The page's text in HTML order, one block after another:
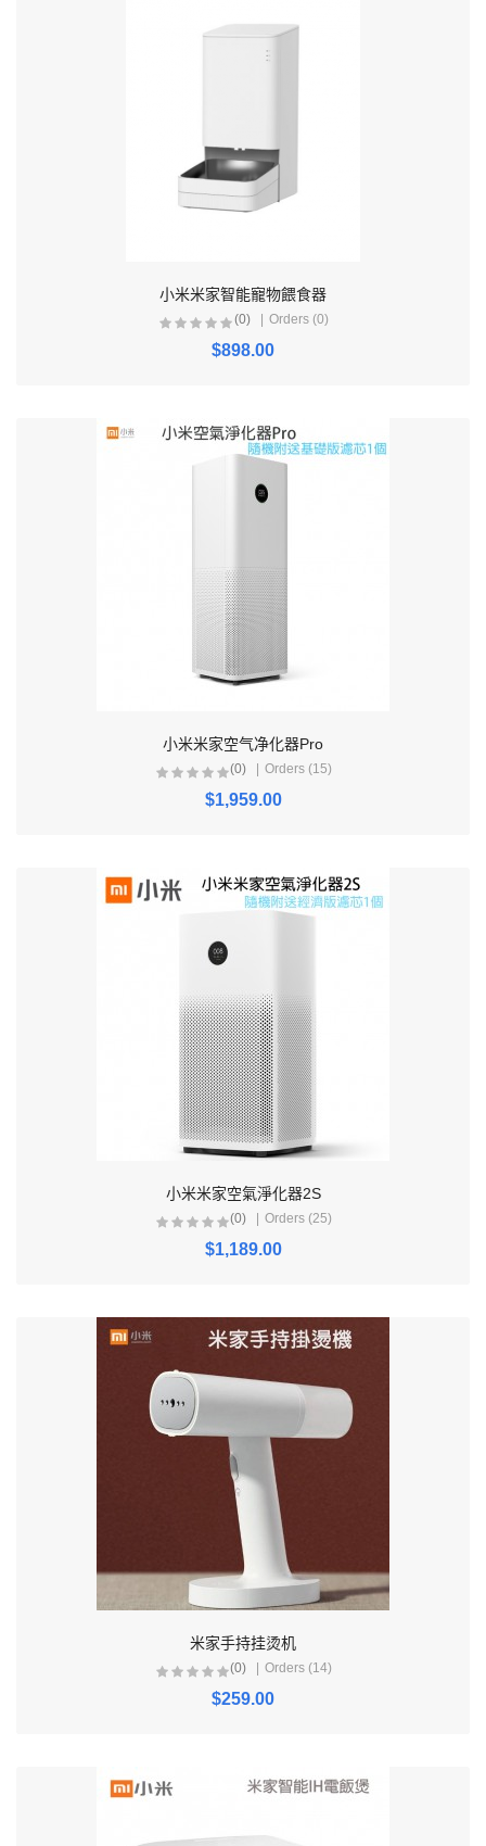
小米米家智能寵物餵食器
(0) Orders (0)
$898.00
小米米家空气净化器Pro
(0) Orders (15)
$1,959.00
小米米家空氣淨化器2S
(0) Orders (25)
$1,189.00
米家手持挂烫机
(0) Orders (14)
$259.00